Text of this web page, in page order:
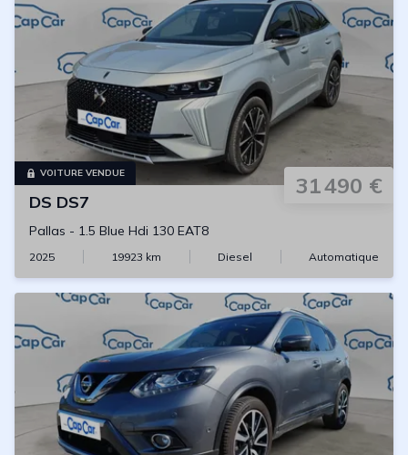
VOITURE VENDUE 31 490 €
DS DS7
Pallas - 1.5 Blue Hdi 130 EAT8
2025 19923 km Diesel Automatique